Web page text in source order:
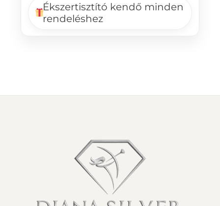
Ékszertisztító kendő minden
rendeléshez